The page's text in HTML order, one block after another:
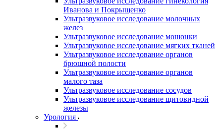
Иванова и Покрыщенко
Ультразвуковое исследование молочных
желез
Ультразвуковое исследование мошонки
Ультразвуковое исследование мягких тканей
Ультразвуковое исследование органов
брюшной полости
Ультразвуковое исследование органов
малого таза
Ультразвуковое исследование сосудов
Ультразвуковое исследование щитовидной
железы
Урология